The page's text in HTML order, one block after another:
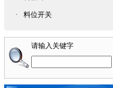
· 料位开关
请输入关键字